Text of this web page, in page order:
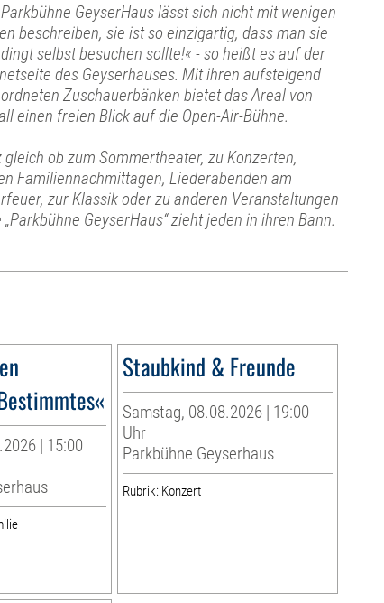
GeyserHaus lässt sich nicht mit wenigen
beschreiben, sie ist so einzigartig, dass man sie
selbst besuchen sollte!« - so heißt es auf der
des Geyserhauses. Mit ihren aufsteigend
Zuschauerbänken bietet das Areal von
einen freien Blick auf die Open-Air-Bühne.
gleich ob zum Sommertheater, zu Konzerten,
Familiennachmittagen, Liederabenden am
zur Klassik oder zu anderen Veranstaltungen
GeyserHaus“ zieht jeden in ihren Bann.
| 15:00
Staubkind & Freunde
Samstag, 08.08.2026 | 19:00
Uhr
Parkbühne Geyserhaus
Rubrik: Konzert